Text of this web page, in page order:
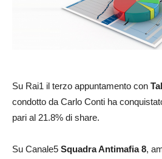
Su Rai1 il terzo appuntamento con
condotto da Carlo Conti ha
pari al 21.8% di share.
Su Canale5 Squadra Antimafia 8,